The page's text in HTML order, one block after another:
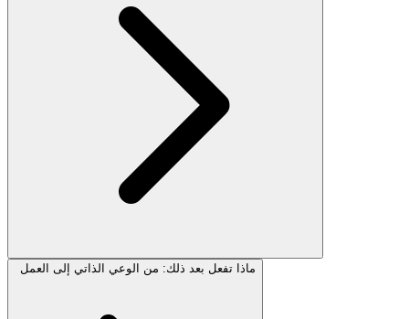
ماذا تفعل بعد ذلك: من الوعي الذاتي إلى العمل